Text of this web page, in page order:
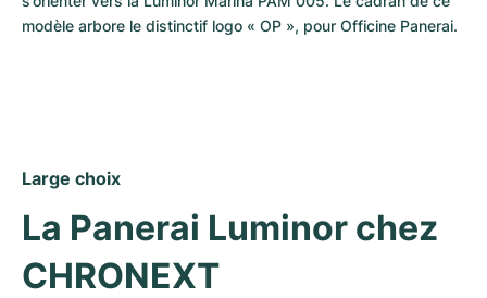
modèle arbore le distinctif logo « OP », pour Officine Panerai.
Large choix
La Panerai Luminor chez
CHRONEXT